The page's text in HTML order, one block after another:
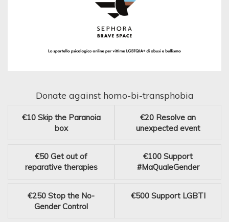
Donate against homo-bi-transphobia
€10 Skip the Paranoia
box
€20 Resolve an
unexpected event
€50 Get out of
reparative therapies
€100 Support
#MaQualeGender
€250 Stop the No-
Gender Control
€500 Support LGBTI